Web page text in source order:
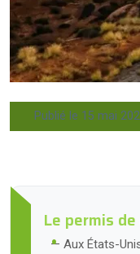
Publié le 15 mai
Le permis
Aux États-